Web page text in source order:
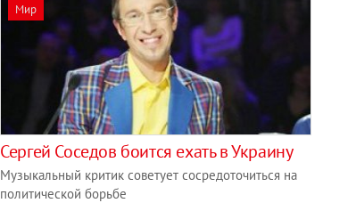
Мир
Сергей Соседов боится ехать в Украину
Музыкальный критик советует сосредоточиться на
политической борьбе